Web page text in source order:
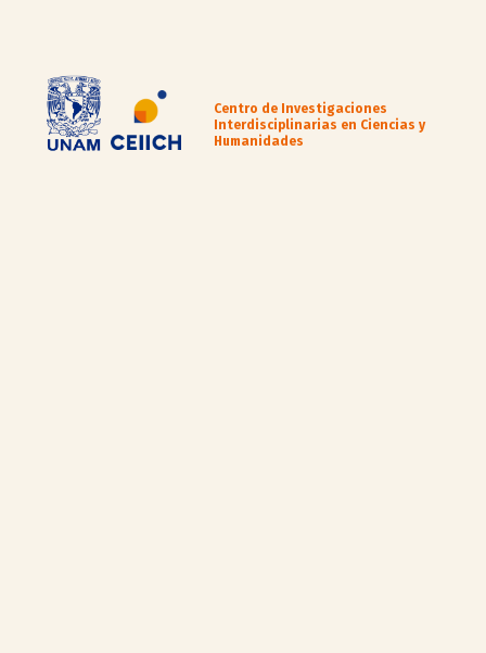
Centro de Investigaciones
Interdisciplinarias en Ciencias y
Humanidades